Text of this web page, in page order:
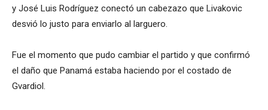
y José Luis Rodríguez conectó un cabezazo que Livakovic
desvió lo justo para enviarlo al larguero.
Fue el momento que pudo cambiar el partido y que confirmó
el daño que Panamá estaba haciendo por el costado de
Gvardiol.